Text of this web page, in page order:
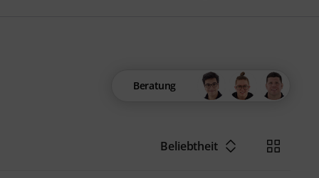
Beratung
Beliebtheit